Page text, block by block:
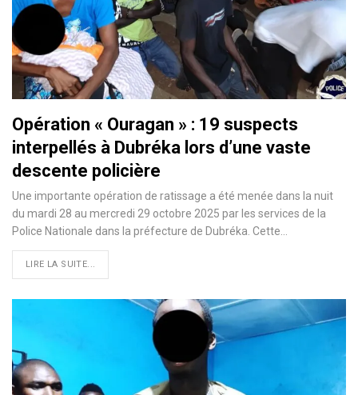
Opération « Ouragan » : 19 suspects
interpellés à Dubréka lors d’une vaste
descente policière
Une importante opération de ratissage a été menée dans la nuit
du mardi 28 au mercredi 29 octobre 2025 par les services de la
Police Nationale dans la préfecture de Dubréka. Cette…
LIRE LA SUITE...